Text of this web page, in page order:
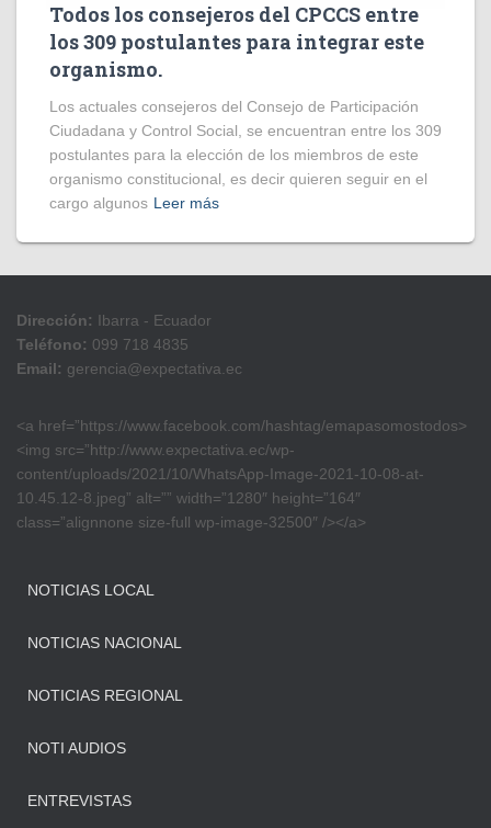
Todos los consejeros del CPCCS entre
los 309 postulantes para integrar este
organismo.
Los actuales consejeros del Consejo de Participación
Ciudadana y Control Social, se encuentran entre los 309
postulantes para la elección de los miembros de este
organismo constitucional, es decir quieren seguir en el
cargo algunos Leer más
Dirección: Ibarra - Ecuador
Teléfono: 099 718 4835
Email: gerencia@expectativa.ec
<a href=”https://www.facebook.com/hashtag/emapasomostodos>
<img src=”http://www.expectativa.ec/wp-
content/uploads/2021/10/WhatsApp-Image-2021-10-08-at-
10.45.12-8.jpeg” alt=”” width=”1280″ height=”164″
class=”alignnone size-full wp-image-32500″ /></a>
NOTICIAS LOCAL
NOTICIAS NACIONAL
NOTICIAS REGIONAL
NOTI AUDIOS
ENTREVISTAS